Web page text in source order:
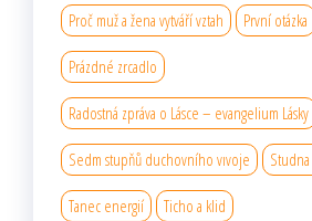
Proč muž a žena vytváří vztah První otázka
Prázdné zrcadlo
Radostná zpráva o Lásce – evangelium Lásky
Sedm stupňů duchovního vıvoje
Tanec energií Ticho a klid